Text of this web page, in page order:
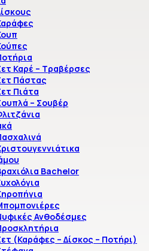
Καρέ – Τραβέρσες
Πάστας
Πιάτα
– Σουβέρ
Bachelor
Ανθοδέσμες
(Καράφες – Δίσκος – Ποτήρι)